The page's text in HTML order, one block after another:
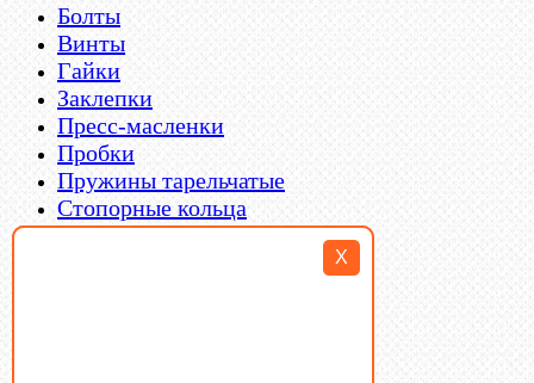
X
Болты
Винты
Гайки
Заклепки
Пресс-масленки
Пробки
Пружины тарельчатые
Стопорные кольца
Такелаж